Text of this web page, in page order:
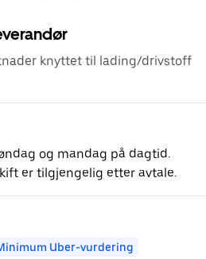
knyttet til lading/drivstoff
og mandag på dagtid.
er tilgjengelig etter avtale.
Uber-vurdering